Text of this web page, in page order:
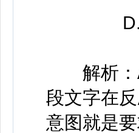
D.
解析：A
段文字在
意图就是